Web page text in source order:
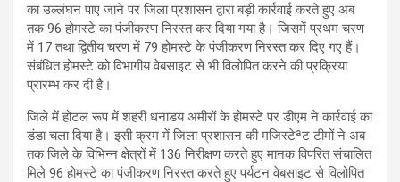
का उल्लंघन पाए जाने पर जिला प्रशासन द्वारा बड़ी कार्रवाई करते हुए अब
तक 96 होमस्टे का पंजीकरण निरस्त कर दिया गया है। जिसमें प्रथम चरण
में 17 तथा द्वितीय चरण में 79 होमस्टे के पंजीकरण निरस्त कर दिए गए हैं।
संबंधित होमस्टे को विभागीय वेबसाइट से भी विलोपित करने की प्रक्रिया
प्रारम्भ कर दी है।
जिले में होटल रूप में शहरी धनाडय अमीरों के होमस्टे पर डीएम ने कार्रवाई का
डंडा चला दिया है। इसी क्रम में जिला प्रशासन की मजिस्टेªट टीमों ने अब
तक जिले के विभिन्न क्षेत्रों में 136 निरीक्षण करते हुए मानक विपरित संचालित
मिले 96 होमस्टे का पंजीकरण निरस्त करते हुए पर्यटन वेबसाइट से विलोपित